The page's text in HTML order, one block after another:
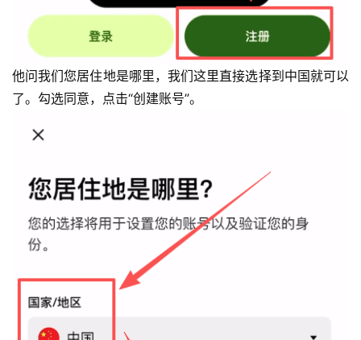
他问我们您居住地是哪里，我们这里直接选择到中国就可以
了。勾选同意，点击“创建账号”。